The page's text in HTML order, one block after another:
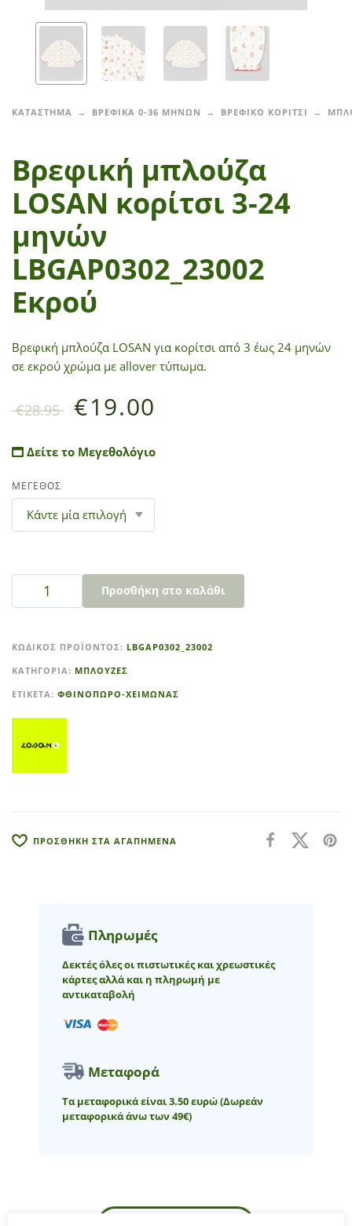
ΚΑΤΑΣΤΗΜΑ ΒΡΕΦΙΚΑ 0-36 ΜΗΝΩΝ ΒΡΕΦΙΚΟ ΚΟΡΙΤΣΙ
Βρεφική μπλούζα
LOSAN κορίτσι 3-24
μηνών
LBGAP0302_23002
Εκρού
Βρεφική μπλούζα LOSAN για κορίτσι από 3 έως 24 μηνών
σε εκρού χρώμα με allover τύπωμα.
€28.95 €19.00
Δείτε το Μεγεθολόγιο
ΜΕΓΕΘΟΣ
Προσθήκη στο καλάθι
t
e
r
ΚΩΔΙΚΌΣ ΠΡΟΪΌΝΤΟΣ: LBGAP0302_23002
ΚΑΤΗΓΟΡΊΑ: ΜΠΛΟΥΖΕΣ
ΕΤΙΚΈΤΑ: ΦΘΙΝΟΠΩΡΟ-ΧΕΙΜΩΝΑΣ
ΠΡΟΣΘΗΚΗ ΣΤΑ ΑΓΑΠΗΜΕΝΑ
Πληρωμές
Δεκτές όλες οι πιστωτικές και χρεωστικές
κάρτες αλλά και η πληρωμή με
αντικαταβολή
Μεταφορά
Τα μεταφορικά είναι 3.50 ευρώ(Δωρεάν
μεταφορικά άνω των 49€)